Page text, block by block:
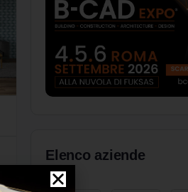
Elenco aziende